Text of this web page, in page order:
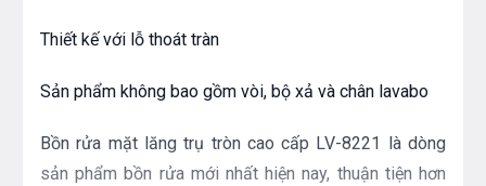
Thiết kế với lỗ thoát tràn
Sản phẩm không bao gồm vòi, bộ xả và chân lavabo
Bồn rửa mặt lăng trụ tròn cao cấp LV-8221 là dòng
sản phẩm bồn rửa mới nhất hiện nay, thuận tiện hơn